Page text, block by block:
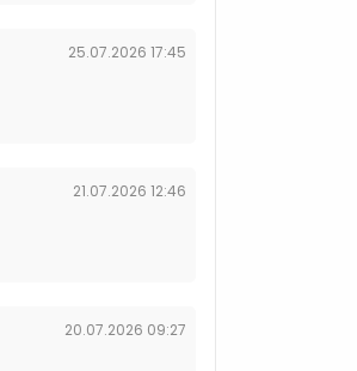
25.07.2026 17:45
21.07.2026 12:46
20.07.2026 09:27